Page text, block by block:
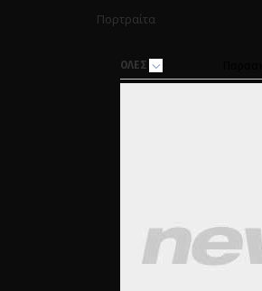
Πορτραίτα